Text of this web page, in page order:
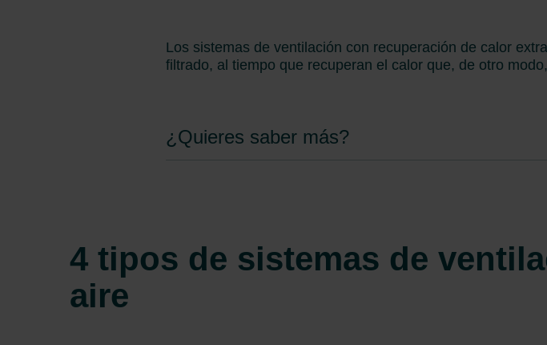
Los sistemas de ventilación con recuperación de calor
filtrado, al tiempo que recuperan el calor que, de otro
¿Quieres saber más?
4 tipos de sistemas de
aire